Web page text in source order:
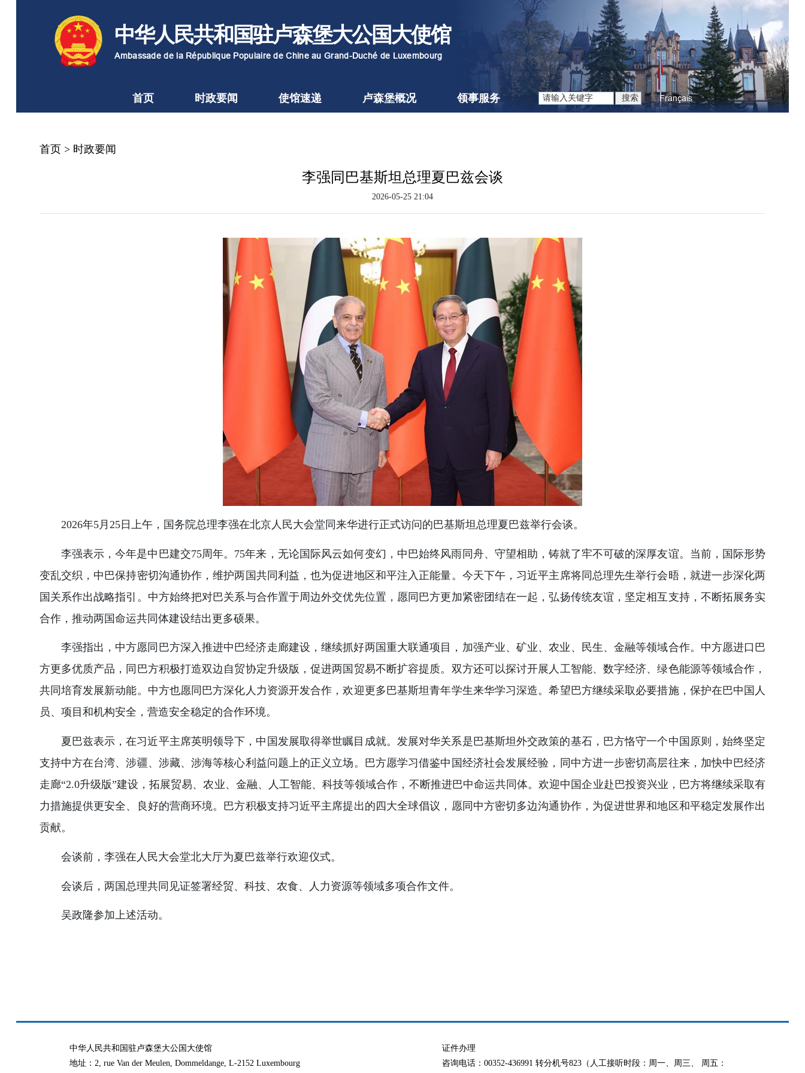
中华人民共和国驻卢森堡大公国大使馆
Ambassade de la République Populaire de Chine au Grand-Duché de Luxembourg
首页 时政要闻 使馆速递 卢森堡概况 领事服务 Français
首页> 时政要闻
李强同巴基斯坦总理夏巴兹会谈
2026-05-25 21:04
2026年5月25日上午，国务院总理李强在北京人民大会堂同来华进行正式访问的巴基斯坦总理夏巴兹举行会谈。
李强表示，今年是中巴建交75周年。75年来，无论国际风云如何变幻，中巴始终风雨同舟、守望相助，铸就了牢不可破的深厚友谊。当前，国际形势
变乱交织，中巴保持密切沟通协作，维护两国共同利益，也为促进地区和平注入正能量。今天下午，习近平主席将同总理先生举行会晤，就进一步深化两
国关系作出战略指引。中方始终把对巴关系与合作置于周边外交优先位置，愿同巴方更加紧密团结在一起，弘扬传统友谊，坚定相互支持，不断拓展务实
合作，推动两国命运共同体建设结出更多硕果。
李强指出，中方愿同巴方深入推进中巴经济走廊建设，继续抓好两国重大联通项目，加强产业、矿业、农业、民生、金融等领域合作。中方愿进口巴
方更多优质产品，同巴方积极打造双边自贸协定升级版，促进两国贸易不断扩容提质。双方还可以探讨开展人工智能、数字经济、绿色能源等领域合作，
共同培育发展新动能。中方也愿同巴方深化人力资源开发合作，欢迎更多巴基斯坦青年学生来华学习深造。希望巴方继续采取必要措施，保护在巴中国人
员、项目和机构安全，营造安全稳定的合作环境。
夏巴兹表示，在习近平主席英明领导下，中国发展取得举世瞩目成就。发展对华关系是巴基斯坦外交政策的基石，巴方恪守一个中国原则，始终坚定
支持中方在台湾、涉疆、涉藏、涉海等核心利益问题上的正义立场。巴方愿学习借鉴中国经济社会发展经验，同中方进一步密切高层往来，加快中巴经济
走廊“2.0升级版”建设，拓展贸易、农业、金融、人工智能、科技等领域合作，不断推进巴中命运共同体。欢迎中国企业赴巴投资兴业，巴方将继续采取有
力措施提供更安全、良好的营商环境。巴方积极支持习近平主席提出的四大全球倡议，愿同中方密切多边沟通协作，为促进世界和地区和平稳定发展作出
贡献。
会谈前，李强在人民大会堂北大厅为夏巴兹举行欢迎仪式。
会谈后，两国总理共同见证签署经贸、科技、农食、人力资源等领域多项合作文件。
吴政隆参加上述活动。
中华人民共和国驻卢森堡大公国大使馆
地址：2, rue Van der Meulen, Dommeldange, L-2152 Luxembourg
证件办理
咨询电话：00352-436991 转分机号823（人工接听时段：周一、周三、 周五：